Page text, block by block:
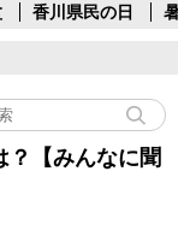
香川県民の日 暑
？【みんなに聞